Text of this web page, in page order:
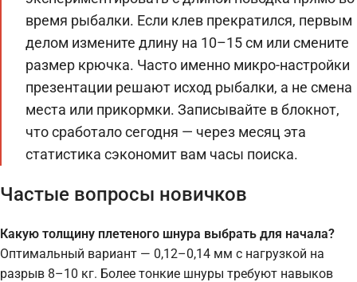
время рыбалки. Если клев прекратился, первым
делом измените длину на 10–15 см или смените
размер крючка. Часто именно микро-настройки
презентации решают исход рыбалки, а не смена
места или прикормки. Записывайте в блокнот,
что сработало сегодня — через месяц эта
статистика сэкономит вам часы поиска.
Частые вопросы новичков
Какую толщину плетеного шнура выбрать для начала?
Оптимальный вариант — 0,12–0,14 мм с нагрузкой на
разрыв 8–10 кг. Более тонкие шнуры требуют навыков